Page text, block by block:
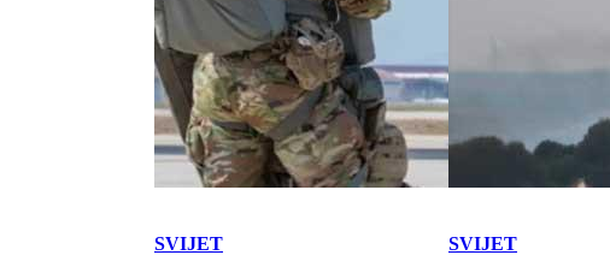
SVIJET
SVIJET